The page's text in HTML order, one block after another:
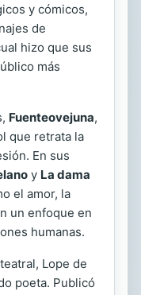
y cómicos,
de
hizo que sus
más
Fuenteovejuna,
que retrata la
En sus
y La dama
el amor, la
un enfoque en
humanas.
Lope de
poeta. Publicó